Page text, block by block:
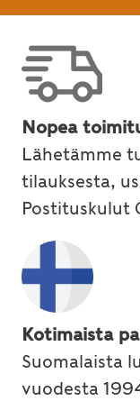
Nopea
Lähetämme
tilauksesta,
Postituskulut
Kotimaista
Suomalaista
vuodesta